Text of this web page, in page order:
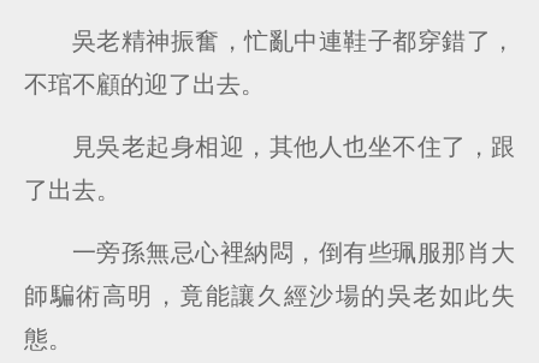
吳老精神振奮，忙亂中連鞋子都穿錯了，
不琯不顧的迎了出去。
見吳老起身相迎，其他人也坐不住了，跟
了出去。
一旁孫無忌心裡納悶，倒有些珮服那肖大
師騙術高明，竟能讓久經沙場的吳老如此失
態。